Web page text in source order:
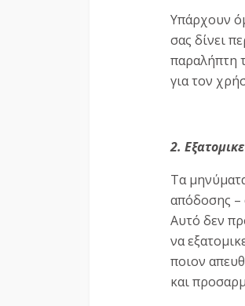
Υπάρχουν
σας δίνει
παραλήπτη
για τον
2.
Τα
απόδοσης –
Αυτό δεν
να
ποιον
και